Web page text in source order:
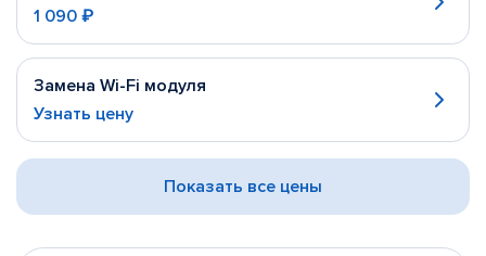
1 090 ₽
Замена Wi-Fi модуля
Узнать цену
Показать все цены